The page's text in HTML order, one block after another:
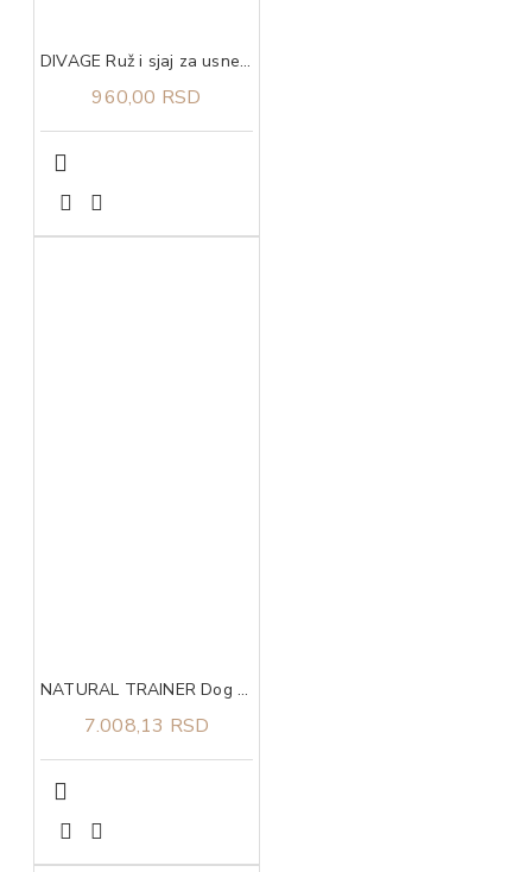
DIVAGE Ruž i sjaj za usne good vibes hypnotic fucsia 03
960,00 RSD
NATURAL TRAINER Dog sa svežom piletinom za štence velikih rasa 12kg
7.008,13 RSD